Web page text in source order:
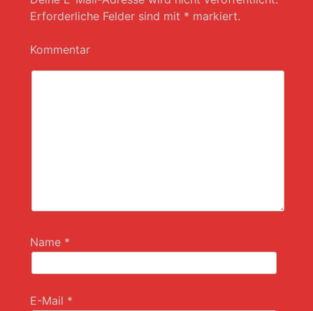
Erforderliche Felder sind mit * markiert.
Kommentar
Name *
E-Mail *